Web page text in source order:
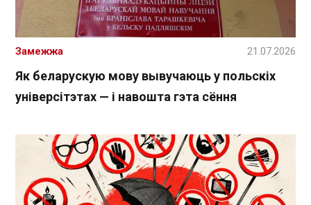
Як беларускую мову вывучаюць у польскіх
універсітэтах — і навошта гэта сёння
Замежжа 21.07.2026